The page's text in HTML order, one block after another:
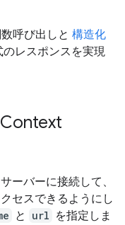
呼び出しと 構造化
レスポンスを実現
ーバーに接続して、
セスできるようにし
と url を指定しま